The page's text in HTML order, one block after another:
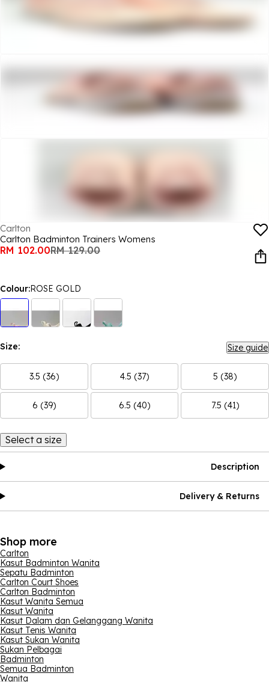
Carlton
Carlton Badminton Trainers Womens
RM 102.00RM 129.00
Colour:ROSE GOLD
Size: Size guide
3.5 (36) 4.5 (37) 5 (38)
6 (39) 6.5 (40) 7.5 (41)
Select a size
Description
Delivery & Returns
Shop more
Carlton
Kasut Badminton Wanita
Sepatu Badminton
Carlton Court Shoes
Carlton Badminton
Kasut Wanita Semua
Kasut Wanita
Kasut Dalam dan Gelanggang Wanita
Kasut Tenis Wanita
Kasut Sukan Wanita
Sukan Pelbagai
Badminton
Semua Badminton
Wanita